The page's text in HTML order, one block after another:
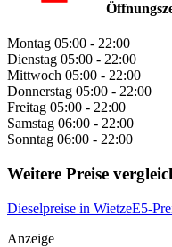
Montag 05:00 - 22:00
Dienstag 05:00 - 22:00
Mittwoch 05:00 - 22:00
Donnerstag 05:00 - 22:00
Freitag 05:00 - 22:00
Samstag 06:00 - 22:00
Sonntag 06:00 - 22:00
Weitere Preise
Dieselpreise in WietzeE5-
Anzeige